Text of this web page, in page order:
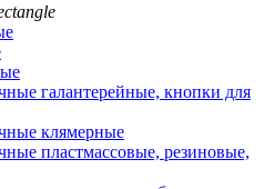
галантерейные, кнопки для
клямерные
пластмассовые, резиновые,